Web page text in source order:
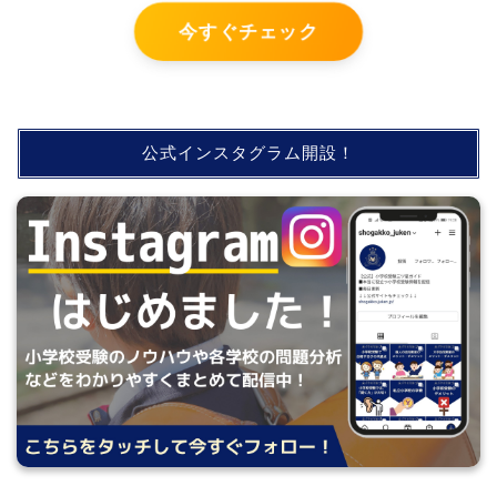
今すぐチェック
公式インスタグラム開設！